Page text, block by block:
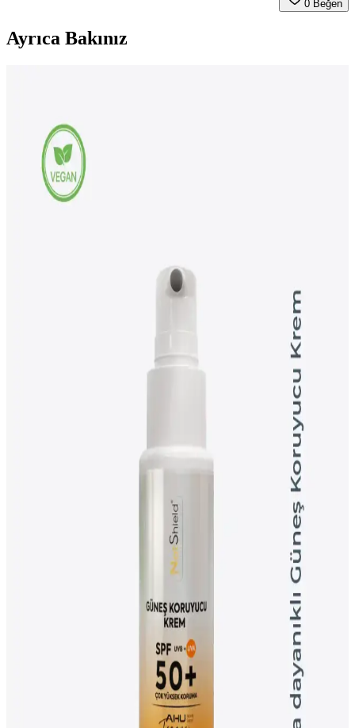
0 Beğen
Ayrıca Bakınız
Madeleb Krem ve CC krem seti, cilt tipine uygun, doğal içerikli ve
vegan formülüyle günlük bakımda pratik ve etkili çözümler sunar.
NIVEA SUN SPF50 Nemlendirici Güneş Koruyucu
Dudak Bakım Kremi ile güneş ve bakım bir arada.
Jung Saem Mool Cushion Altında Doğru Cilt
Jung Saem Mool cushion fondöten altına uygulanacak su bazlı, hafif
cilt bakım ürünleri ve doğru katmanlama teknikleri, pilling sorununu
Akne Tedavisinde Dört Aylık Düzenli Cilt Bakım
Akne tedavisinde benzoyl peroksit, klindamisin ve tretinoin içeren
ürünlerin dermatolog kontrolünde kullanıldığı dört aylık cilt bakım
Japonya'dan Popüler Güzellik Ürünleri ve
Kozmetik Alışveriş Rehberi
Japonya'dan kozmetik alışverişi, popüler ürünler ve güvenilir
platformlarla kolaylaşıyor. Anessa güneş pudrası ve Heroine Make
maskara temizleyici gibi ürünlerin özellikleri ve bulunabilirliği
Dermavit Gençleştirici Botox Etkili Krem: Yaşlanma
ve Kırışıklık Karşıtı Gelişmiş Formül
Dermavit Botox etkili krem, yaşlanma belirtilerini azaltır,
kırışıklıkları hafifletir ve SPF 50+ koruma sağlar. Vegan formülüyle
tüm cilt tiplerine uygun, hızlı emilen ve kolay uygulanabilen bir cilt